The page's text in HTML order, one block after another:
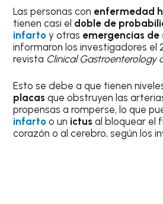
Las personas con enfermedad
tienen casi el doble de
infarto y otras emergencias
informaron los investigadores el
revista Clinical Gastroenterology
Esto se debe a que tienen
placas que obstruyen las
propensas a romperse, lo que
infarto o un ictus al bloquear el
corazón o al cerebro, según los